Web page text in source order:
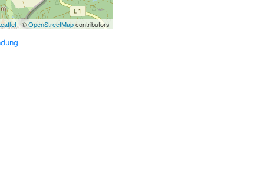
| ©OpenStreetMapcontributors